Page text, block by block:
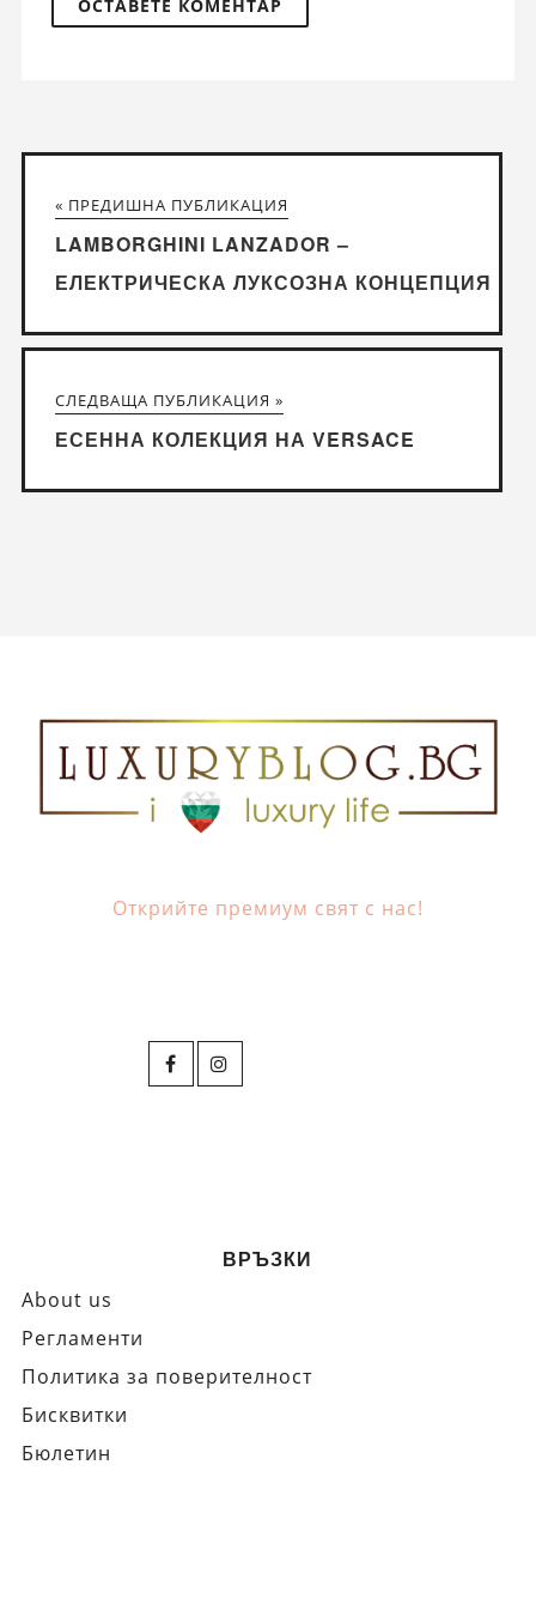
« ПРЕДИШНА ПУБЛИКАЦИЯ
LAMBORGHINI LANZADOR –
ЕЛЕКТРИЧЕСКА ЛУКСОЗНА КОНЦЕПЦИЯ
СЛЕДВАЩА ПУБЛИКАЦИЯ »
ЕСЕННА КОЛЕКЦИЯ НА VERSACE
Открийте премиум свят с нас!
ВРЪЗКИ
About us
Регламенти
Политика за поверителност
Бисквитки
Бюлетин